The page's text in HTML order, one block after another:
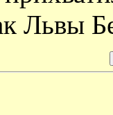
Львы